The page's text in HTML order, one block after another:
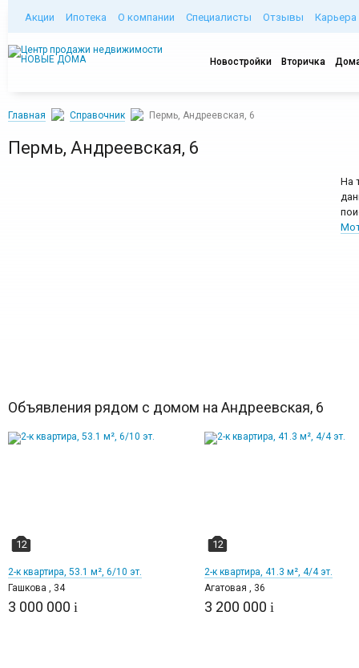
Акции Ипотека О компании Специалисты Отзывы Карьера
Новостройки Вторичка
Главная Справочник Пермь, Андреевская, 6
Пермь, Андреевская, 6
На
Объявления рядом с домом на Андреевская, 6
12
2-к квартира, 53.1 м², 6/10 эт.
Гашкова , 34
3 000 000 i
12
2-к квартира, 41.3 м², 4/4 эт.
Агатовая , 36
3 200 000 i